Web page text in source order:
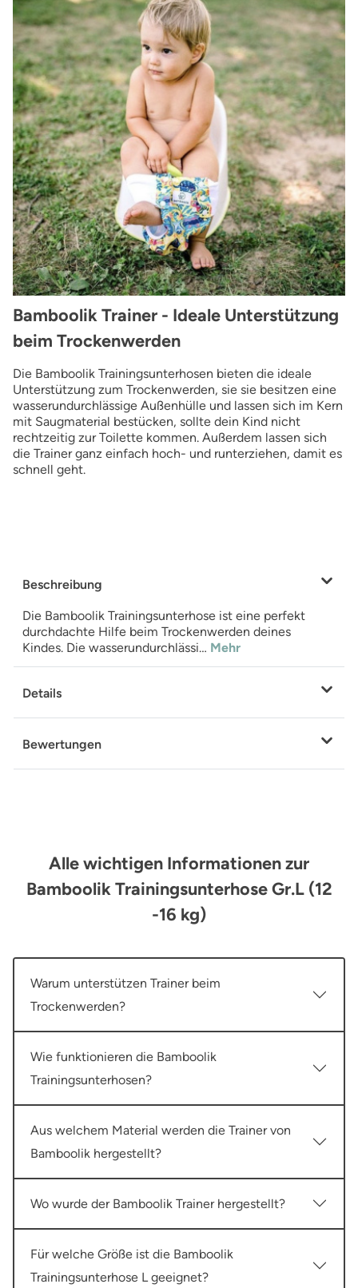
Bamboolik Trainer - Ideale Unterstützung
beim Trockenwerden
Die Bamboolik Trainingsunterhosen bieten die ideale
Unterstützung zum Trockenwerden, sie sie besitzen eine
wasserundurchlässige Außenhülle und lassen sich im Kern
mit Saugmaterial bestücken, sollte dein Kind nicht
rechtzeitig zur Toilette kommen. Außerdem lassen sich
die Trainer ganz einfach hoch- und runterziehen, damit es
schnell geht.
Beschreibung
Die Bamboolik Trainingsunterhose ist eine perfekt
durchdachte Hilfe beim Trockenwerden deines
Kindes. Die wasserundurchlässi… Mehr
Details
Bewertungen
Alle wichtigen Informationen zur
Bamboolik Trainingsunterhose Gr.L (12
-16 kg)
Warum unterstützen Trainer beim
Trockenwerden?
Wie funktionieren die Bamboolik
Trainingsunterhosen?
Aus welchem Material werden die Trainer von
Bamboolik hergestellt?
Wo wurde der Bamboolik Trainer hergestellt?
Für welche Größe ist die Bamboolik
Trainingsunterhose L geeignet?